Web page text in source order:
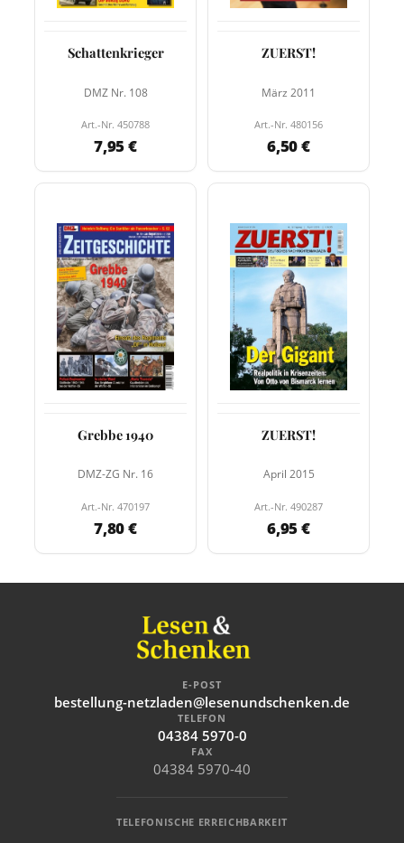
Schattenkrieger
DMZ Nr. 108
Art.-Nr. 450788
7,95 €
ZUERST!
März 2011
Art.-Nr. 480156
6,50 €
Grebbe 1940
DMZ-ZG Nr. 16
Art.-Nr. 470197
7,80 €
ZUERST!
April 2015
Art.-Nr. 490287
6,95 €
E-POST
bestellung-netzladen@lesenundschenken.de
TELEFON
04384 5970-0
FAX
04384 5970-40
TELEFONISCHE ERREICHBARKEIT